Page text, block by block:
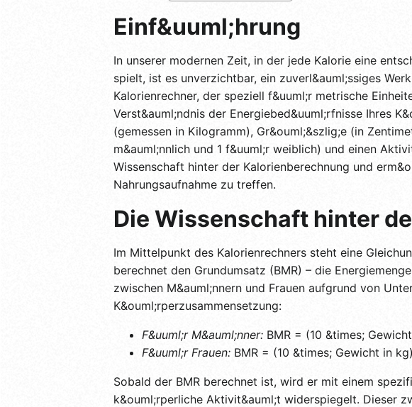
Einf&uuml;hrung
In unserer modernen Zeit, in der jede Kalorie eine
spielt, ist es unverzichtbar, ein zuverl&auml;ssiges
Kalorienrechner, der speziell f&uuml;r metrische
Verst&auml;ndnis der Energiebed&uuml;rfnisse Ihres
(gemessen in Kilogramm), Gr&ouml;&szlig;e (in
m&auml;nnlich und 1 f&uuml;r weiblich) und einen
Wissenschaft hinter der Kalorienberechnung und
Nahrungsaufnahme zu treffen.
Die Wissenschaft hinter
Im Mittelpunkt des Kalorienrechners steht eine
berechnet den Grundumsatz (BMR) – die
zwischen M&auml;nnern und Frauen aufgrund von
K&ouml;rperzusammensetzung:
F&uuml;r M&auml;nner: BMR = (10 &times;
F&uuml;r Frauen: BMR = (10 &times; Gewicht in
Sobald der BMR berechnet ist, wird er mit einem
k&ouml;rperliche Aktivit&auml;t widerspiegelt. Dieser